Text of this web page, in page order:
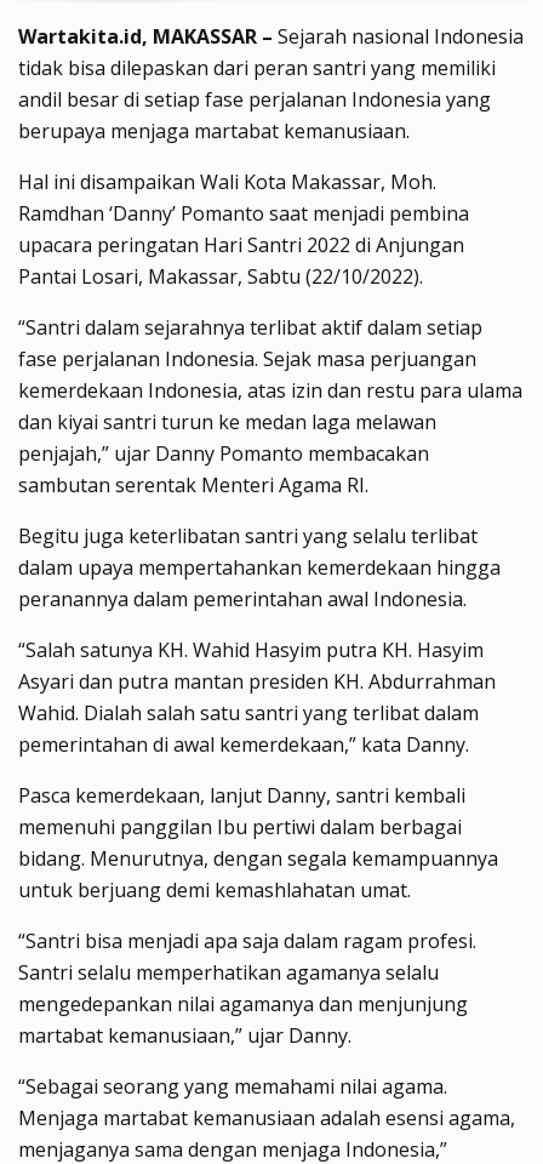
Wartakita.id, MAKASSAR – Sejarah nasional Indonesia
tidak bisa dilepaskan dari peran santri yang memiliki
andil besar di setiap fase perjalanan Indonesia yang
berupaya menjaga martabat kemanusiaan.
Hal ini disampaikan Wali Kota Makassar, Moh.
Ramdhan ‘Danny’ Pomanto saat menjadi pembina
upacara peringatan Hari Santri 2022 di Anjungan
Pantai Losari, Makassar, Sabtu (22/10/2022).
“Santri dalam sejarahnya terlibat aktif dalam setiap
fase perjalanan Indonesia. Sejak masa perjuangan
kemerdekaan Indonesia, atas izin dan restu para ulama
dan kiyai santri turun ke medan laga melawan
penjajah,” ujar Danny Pomanto membacakan
sambutan serentak Menteri Agama RI.
Begitu juga keterlibatan santri yang selalu terlibat
dalam upaya mempertahankan kemerdekaan hingga
peranannya dalam pemerintahan awal Indonesia.
“Salah satunya KH. Wahid Hasyim putra KH. Hasyim
Asyari dan putra mantan presiden KH. Abdurrahman
Wahid. Dialah salah satu santri yang terlibat dalam
pemerintahan di awal kemerdekaan,” kata Danny.
Pasca kemerdekaan, lanjut Danny, santri kembali
memenuhi panggilan Ibu pertiwi dalam berbagai
bidang. Menurutnya, dengan segala kemampuannya
untuk berjuang demi kemashlahatan umat.
“Santri bisa menjadi apa saja dalam ragam profesi.
Santri selalu memperhatikan agamanya selalu
mengedepankan nilai agamanya dan menjunjung
martabat kemanusiaan,” ujar Danny.
“Sebagai seorang yang memahami nilai agama.
Menjaga martabat kemanusiaan adalah esensi agama,
menjaganya sama dengan menjaga Indonesia,”